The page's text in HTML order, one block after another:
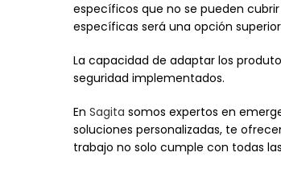
específicos que no se pueden
específicas será una opción
La capacidad de adaptar los
seguridad implementados.
En Sagita somos expertos en
soluciones personalizadas, te
trabajo no solo cumple con todas